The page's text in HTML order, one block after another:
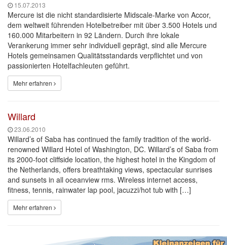
15.07.2013
Mercure ist die nicht standardisierte Midscale-Marke von Accor,
dem weltweit führenden Hotelbetreiber mit über 3.500 Hotels und
160.000 Mitarbeitern in 92 Ländern. Durch ihre lokale
Verankerung immer sehr individuell geprägt, sind alle Mercure
Hotels gemeinsamen Qualitätsstandards verpflichtet und von
passionierten Hotelfachleuten geführt.
Mehr erfahren
Willard
23.06.2010
Willard’s of Saba has continued the family tradition of the world-
renowned Willard Hotel of Washington, DC. Willard’s of Saba from
its 2000-foot cliffside location, the highest hotel in the Kingdom of
the Netherlands, offers breathtaking views, spectacular sunrises
and sunsets in all oceanview rms. Wireless internet access,
fitness, tennis, rainwater lap pool, jacuzzi/hot tub with […]
Mehr erfahren